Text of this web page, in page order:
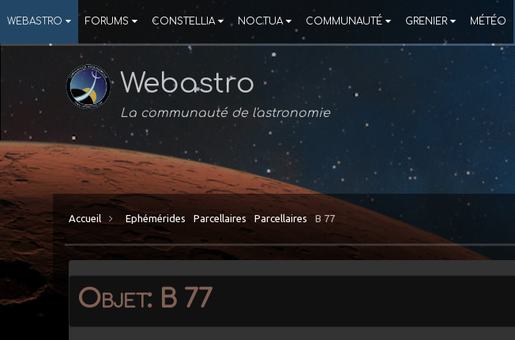
WEBASTRO FORUMS CONSTELLIA NOCTUA COMMUNAUTÉ GRENIER MÉTÉO
Webastro
La communauté de l'astronomie
Accueil Ephémérides Parcellaires Parcellaires B 77
Objet: B 77